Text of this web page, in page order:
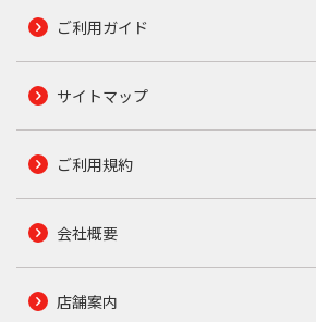
ご利用ガイド
サイトマップ
ご利用規約
会社概要
店舗案内